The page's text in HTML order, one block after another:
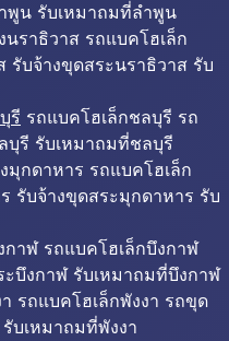
พูน รับเหมาถมที่ลำพูน
ราธิวาส รถแบคโฮเล็ก
รับจ้างขุดสระนราธิวาส รับ
รี รถแบคโฮเล็กชลบุรี รถ
บุรี รับเหมาถมที่ชลบุรี
มุกดาหาร รถแบคโฮเล็ก
รับจ้างขุดสระมุกดาหาร รับ
าฬ รถแบคโฮเล็กบึงกาฬ
บึงกาฬ รับเหมาถมที่บึงกาฬ
รถแบคโฮเล็กพังงา รถขุด
บเหมาถมที่พังงา